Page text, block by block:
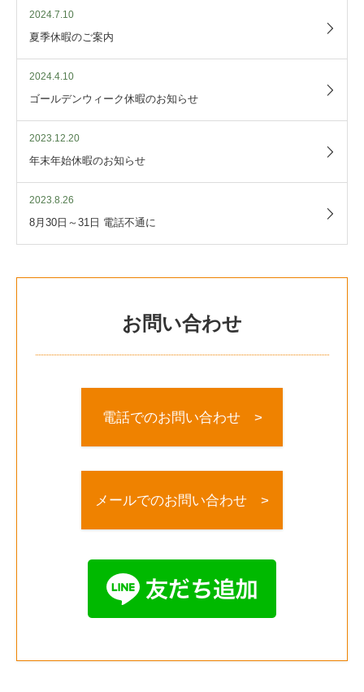
2024.7.10
夏季休暇のご案内
2024.4.10
ゴールデンウィーク休暇のお知らせ
2023.12.20
年末年始休暇のお知らせ
2023.8.26
8月30日～31日 電話不通に
お問い合わせ
電話でのお問い合わせ >
メールでのお問い合わせ >